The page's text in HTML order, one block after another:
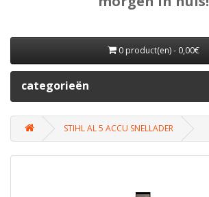
0 product(en) - 0,00€
categorieën
STIHL AL 5 ACCU SNELLADER